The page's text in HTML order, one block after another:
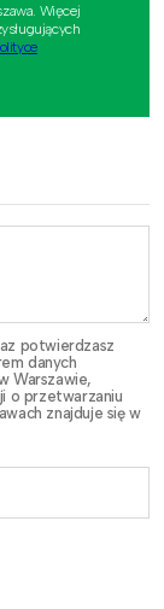
Więcej
potwierdzasz
danych
Warszawie,
o przetwarzaniu
znajduje się w